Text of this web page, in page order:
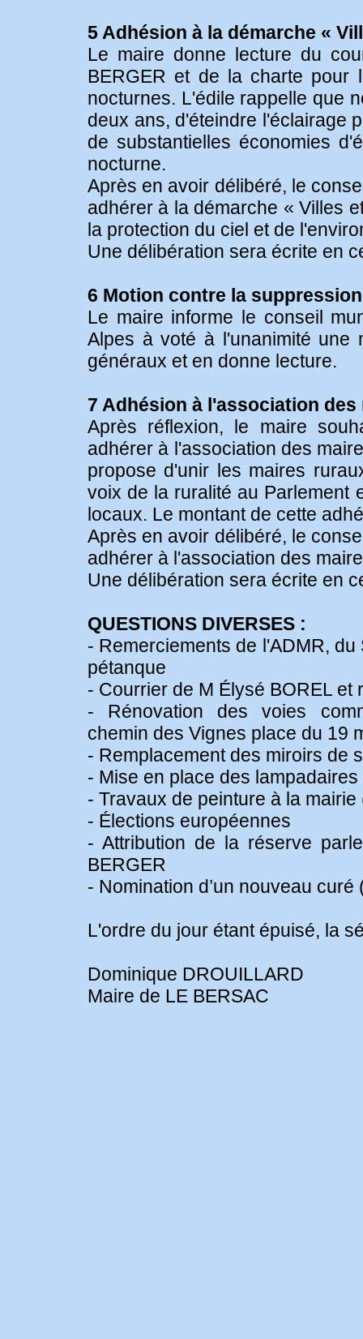
5 Adhésion à la démarche «
Le maire donne lecture du
BERGER et de la charte pour
nocturnes. L'édile rappelle que
deux ans, d'éteindre l'éclairage
de substantielles économies
nocturne.
Après en avoir délibéré, le
adhérer à la démarche « Villes
la protection du ciel et de
Une délibération sera écrite en
6 Motion contre la
Le maire informe le conseil
Alpes à voté à l'unanimité une
généraux et en donne lecture.
7 Adhésion à l'association
Après réflexion, le maire
adhérer à l'association des
propose d'unir les maires
voix de la ruralité au Parlement
locaux. Le montant de cette
Après en avoir délibéré, le
adhérer à l'association des
Une délibération sera écrite en
QUESTIONS DIVERSES :
- Remerciements de l'ADMR,
pétanque
- Courrier de M Élysé BOREL
- Rénovation des voies
chemin des Vignes place du 19
- Remplacement des miroirs de
- Mise en place des
- Travaux de peinture à la
- Élections européennes
- Attribution de la réserve
BERGER
- Nomination d’un nouveau
L'ordre du jour étant épuisé, la
Dominique DROUILLARD
Maire de LE BERSAC